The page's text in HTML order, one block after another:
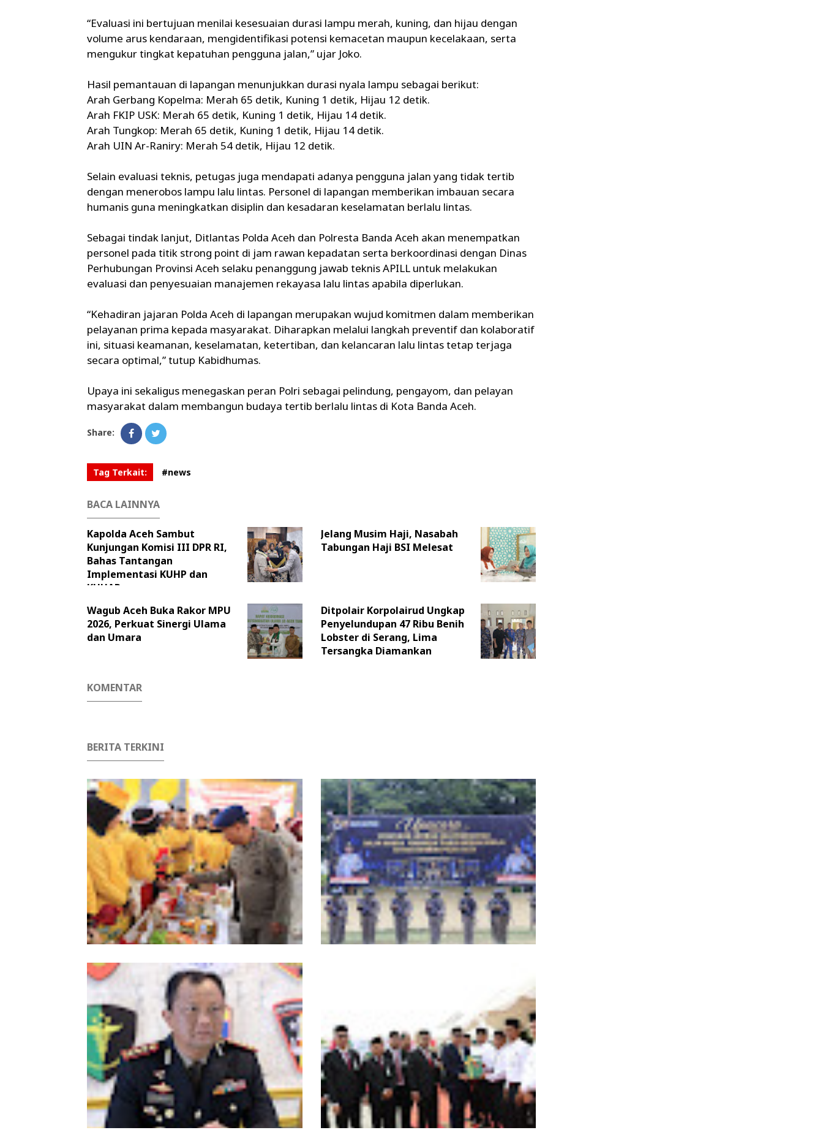
“Evaluasi ini bertujuan menilai kesesuaian durasi lampu merah, kuning, dan hijau dengan
volume arus kendaraan, mengidentifikasi potensi kemacetan maupun kecelakaan, serta
mengukur tingkat kepatuhan pengguna jalan,” ujar Joko.
Hasil pemantauan di lapangan menunjukkan durasi nyala lampu sebagai berikut:
Arah Gerbang Kopelma: Merah 65 detik, Kuning 1 detik, Hijau 12 detik.
Arah FKIP USK: Merah 65 detik, Kuning 1 detik, Hijau 14 detik.
Arah Tungkop: Merah 65 detik, Kuning 1 detik, Hijau 14 detik.
Arah UIN Ar-Raniry: Merah 54 detik, Hijau 12 detik.
Selain evaluasi teknis, petugas juga mendapati adanya pengguna jalan yang tidak tertib
dengan menerobos lampu lalu lintas. Personel di lapangan memberikan imbauan secara
humanis guna meningkatkan disiplin dan kesadaran keselamatan berlalu lintas.
Sebagai tindak lanjut, Ditlantas Polda Aceh dan Polresta Banda Aceh akan menempatkan
personel pada titik strong point di jam rawan kepadatan serta berkoordinasi dengan Dinas
Perhubungan Provinsi Aceh selaku penanggung jawab teknis APILL untuk melakukan
evaluasi dan penyesuaian manajemen rekayasa lalu lintas apabila diperlukan.
“Kehadiran jajaran Polda Aceh di lapangan merupakan wujud komitmen dalam memberikan
pelayanan prima kepada masyarakat. Diharapkan melalui langkah preventif dan kolaboratif
ini, situasi keamanan, keselamatan, ketertiban, dan kelancaran lalu lintas tetap terjaga
secara optimal,” tutup Kabidhumas.
Upaya ini sekaligus menegaskan peran Polri sebagai pelindung, pengayom, dan pelayan
masyarakat dalam membangun budaya tertib berlalu lintas di Kota Banda Aceh.
Share:
Tag Terkait: #news
BACA LAINNYA
Kapolda Aceh Sambut
Kunjungan Komisi III DPR RI,
Bahas Tantangan
Implementasi KUHP dan
KUHAP
Jelang Musim Haji, Nasabah
Tabungan Haji BSI Melesat
Wagub Aceh Buka Rakor MPU
2026, Perkuat Sinergi Ulama
dan Umara
Ditpolair Korpolairud Ungkap
Penyelundupan 47 Ribu Benih
Lobster di Serang, Lima
Tersangka Diamankan
KOMENTAR
BERITA TERKINI
Meriahkan HUT Ke-81 Kemerdekaan RI,
Polda Aceh Gelar Lomba Memasak Nasi
Goreng dan Aneka Minuman
Kapolda Aceh Tutup Pembinaan Tradisi
dan Pembaretan 65 Bintara Remaja
Satbrimob Polda Aceh